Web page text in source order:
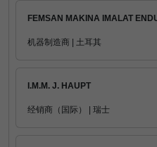
FEMSAN MAKINA IMALAT
机器制造商 | 土耳其
I.M.M. J. HAUPT
经销商（国际） | 瑞士